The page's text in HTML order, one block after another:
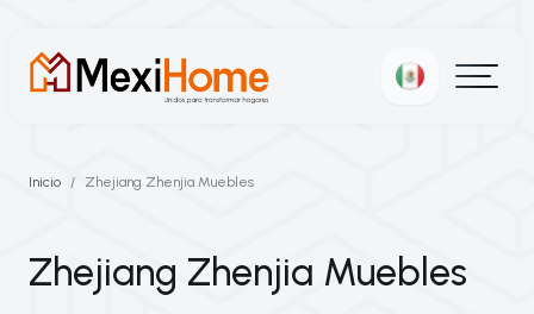
Inicio Zhejiang Zhenjia Muebles
Zhejiang Zhenjia Muebles